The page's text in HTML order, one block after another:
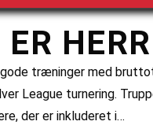
ER
træninger med
League turnering.
der er inkluderet i…